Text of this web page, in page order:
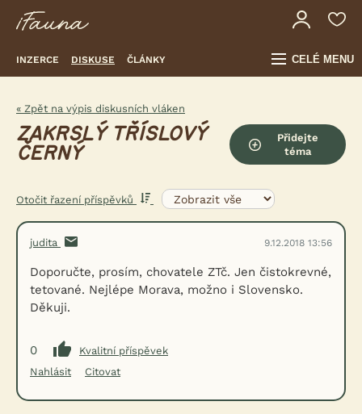
INZERCE DISKUSE ČLÁNKY CELÉ MENU
« Zpět na výpis diskusních vláken
ZAKRSLÝ TŘÍSLOVÝ
ČERNÝ
Přidejte
téma
Otočit řazení příspěvků
judita 9.12.2018 13:56
Doporučte, prosím, chovatele ZTč. Jen čistokrevné,
tetované. Nejlépe Morava, možno i Slovensko.
Děkuji.
0
Kvalitní příspěvek
Nahlásit
Citovat